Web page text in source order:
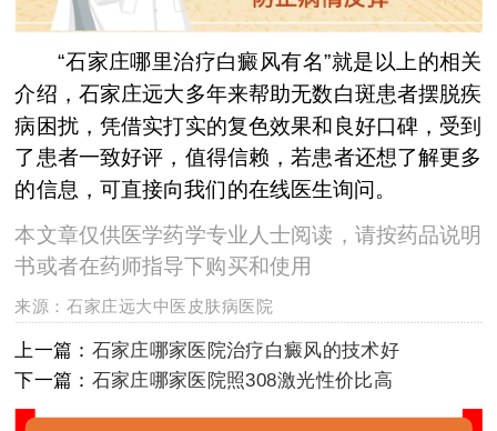
“石家庄哪里治疗白癜风有名”就是以上的相关
介绍，石家庄远大多年来帮助无数白斑患者摆脱疾
病困扰，凭借实打实的复色效果和良好口碑，受到
了患者一致好评，值得信赖，若患者还想了解更多
的信息，可直接向我们的在线医生询问。
本文章仅供医学药学专业人士阅读，请按药品说明
书或者在药师指导下购买和使用
来源：石家庄远大中医皮肤病医院
上一篇： 石家庄哪家医院治疗白癜风的技术好
下一篇： 石家庄哪家医院照308激光性价比高